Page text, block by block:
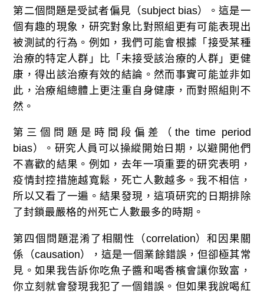
第二個問題是受試者偏見（subject bias）。這是一
個有趣的現象，研究對象比對照組更有可能表現出
被測試的行為。例如，我們可能會根據「接受某種
治療的特定人群」比「未接受該治療的人群」更健
康，得出該治療有效的結論。然而事實可能並非如
此，治療組總體上更注重自身健康，而對照組則不
然。
第三個問題是時間段偏差（the time period
bias）。研究人員可以操縱開始日期，以避開他們
不喜歡的結果。例如，去年一項重要的研究表明，
疫情封控措施越寬鬆，死亡人數越多。我不相信，
所以又看了一遍。結果發現，這項研究的日期排除
了封鎖最嚴格的州死亡人數最多的時期。
第四個問題混淆了相關性（correlation）和因果關
係（causation），這是一個業餘錯誤，但卻極其常
見。如果我告訴你吃魚子醬和喝香檳會讓你致富，
你立刻就會發現我犯了一個錯誤。但如果我說喝紅